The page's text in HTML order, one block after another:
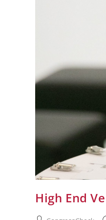
High End